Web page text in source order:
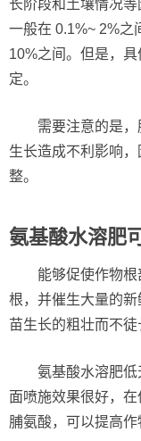
长阶段和土壤情况
一般在 0.1%~ 2%之
10%之间。但是，
定。
需要注意的是
生长造成不利影响
整。
氨基酸水溶肥
能够促使作物
根，并催生大量的
苗生长的粗壮而不徒
氨基酸水溶肥
面喷施效果很好，
脯氨酸，可以提高作